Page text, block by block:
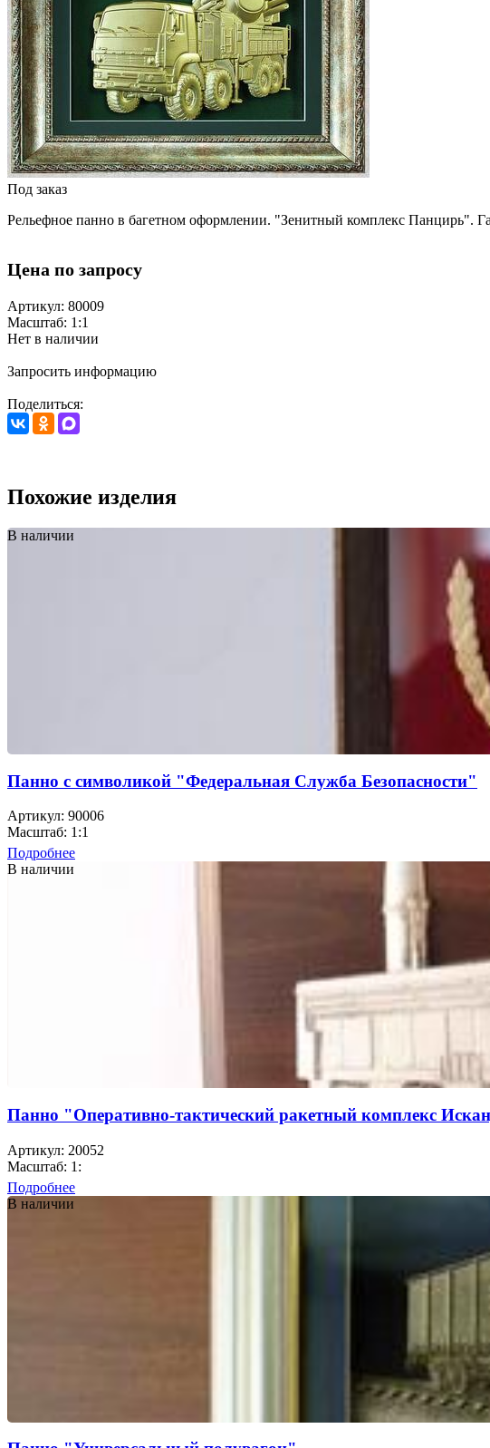
Под заказ
Рельефное панно в багетном оформлении. "Зенитный комплекс Панцирь".
Цена по запросу
Артикул: 80009
Масштаб: 1:1
Нет в наличии
Запросить информацию
Поделиться:
Похожие изделия
В наличии
Панно с символикой "Федеральная Служба Безопасности"
Артикул: 90006
Масштаб: 1:1
Подробнее
В наличии
Панно "Оперативно-тактический ракетный комплекс
Артикул: 20052
Масштаб: 1:
Подробнее
В наличии